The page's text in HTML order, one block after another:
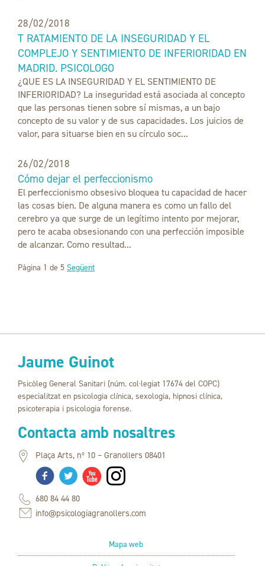
28/02/2018
T RATAMIENTO DE LA INSEGURIDAD Y EL
COMPLEJO Y SENTIMIENTO DE INFERIORIDAD EN
MADRID. PSICOLOGO
¿QUE ES LA INSEGURIDAD Y EL SENTIMIENTO DE
INFERIORIDAD? La inseguridad está asociada al concepto
que las personas tienen sobre sí mismas, a un bajo
concepto de su valor y de sus capacidades. Los juicios de
valor, para situarse bien en su círculo soc...
26/02/2018
Cómo dejar el perfeccionismo
El perfeccionismo obsesivo bloquea tu capacidad de hacer
las cosas bien. De alguna manera es como un fallo del
cerebro ya que surge de un legítimo intento por mejorar,
pero te acaba obsesionando con una perfección imposible
de alcanzar. Como resultad...
Pàgina 1 de 5 Següent
Jaume Guinot
Psicòleg General Sanitari (núm. col·legiat 17674 del COPC)
especialitzat en psicologia clínica, sexologia, hipnosi clínica,
psicoterapia i psicologia forense.
Contacta amb nosaltres
Plaça Arts, nº 10 – Granollers 08401
680 84 44 80
info@psicologiagranollers.com
Mapa web